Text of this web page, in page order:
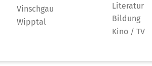
Vinschgau
Wipptal
Literatur
Bildung
Kino / TV